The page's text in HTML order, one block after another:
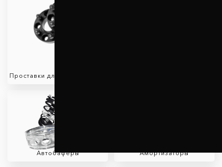
Проставки для вылета колес
Автобаферы Амортизаторы